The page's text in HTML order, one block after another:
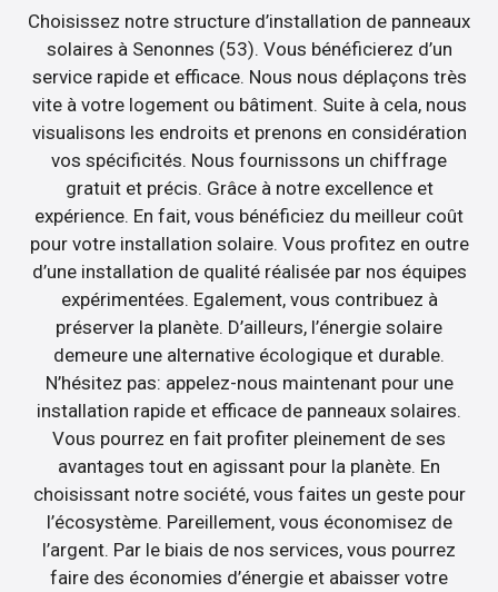
Choisissez notre structure d’installation de panneaux
solaires à Senonnes (53). Vous bénéficierez d’un
service rapide et efficace. Nous nous déplaçons très
vite à votre logement ou bâtiment. Suite à cela, nous
visualisons les endroits et prenons en considération
vos spécificités. Nous fournissons un chiffrage
gratuit et précis. Grâce à notre excellence et
expérience. En fait, vous bénéficiez du meilleur coût
pour votre installation solaire. Vous profitez en outre
d’une installation de qualité réalisée par nos équipes
expérimentées. Egalement, vous contribuez à
préserver la planète. D’ailleurs, l’énergie solaire
demeure une alternative écologique et durable.
N’hésitez pas: appelez-nous maintenant pour une
installation rapide et efficace de panneaux solaires.
Vous pourrez en fait profiter pleinement de ses
avantages tout en agissant pour la planète. En
choisissant notre société, vous faites un geste pour
l’écosystème. Pareillement, vous économisez de
l’argent. Par le biais de nos services, vous pourrez
faire des économies d’énergie et abaisser votre